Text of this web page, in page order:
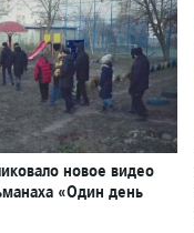
новое видео
«Один день